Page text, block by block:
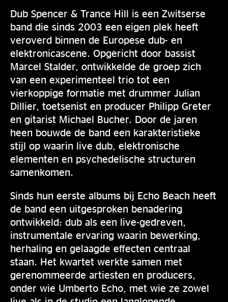
Dub Spencer & Trance Hill is een Zwitserse
band die sinds 2003 een eigen plek heeft
veroverd binnen de Europese dub- en
elektronicascene. Opgericht door bassist
Marcel Stalder, ontwikkelde de groep zich
van een experimenteel trio tot een
vierkoppige formatie met drummer Julian
Dillier, toetsenist en producer Philipp Greter
en gitarist Michael Bucher. Door de jaren
heen bouwde de band een karakteristieke
stijl op waarin live dub, elektronische
elementen en psychedelische structuren
samenkomen.
Sinds hun eerste albums bij Echo Beach heeft
de band een uitgesproken benadering
ontwikkeld: dub als een live-gedreven,
instrumentale ervaring waarin bewerking,
herhaling en gelaagde effecten centraal
staan. Het kwartet werkte samen met
gerenommeerde artiesten en producers,
onder wie Umberto Echo, met wie ze zowel